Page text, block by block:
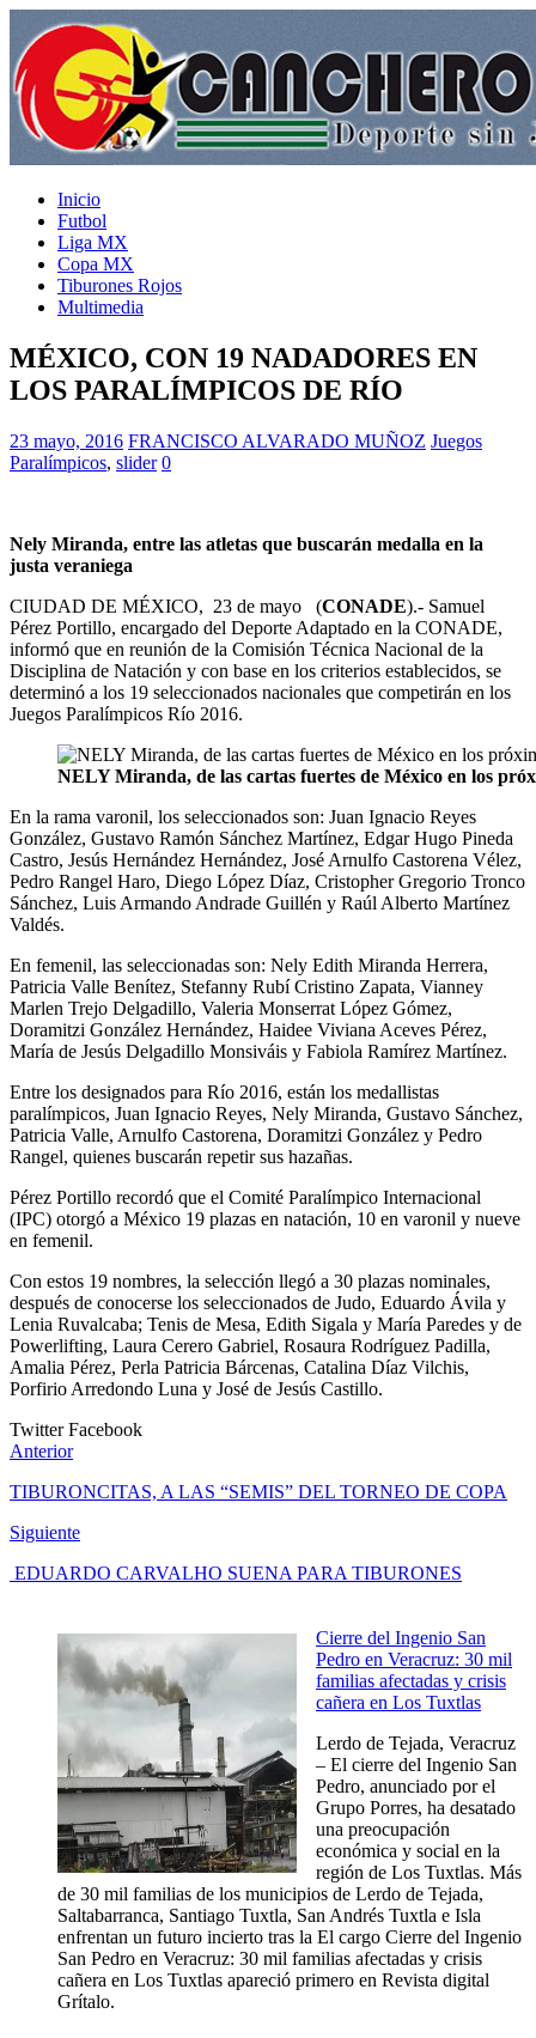
Inicio
Futbol
Liga MX
Copa MX
Tiburones Rojos
Multimedia
MÉXICO, CON 19 NADADORES EN
LOS PARALÍMPICOS DE RÍO
23 mayo, 2016 FRANCISCO ALVARADO MUÑOZ Juegos
Paralímpicos, slider 0
Nely Miranda, entre las atletas que buscarán medalla en la
justa veraniega
CIUDAD DE MÉXICO, 23 de mayo (CONADE).- Samuel
Pérez Portillo, encargado del Deporte Adaptado en la CONADE,
informó que en reunión de la Comisión Técnica Nacional de la
Disciplina de Natación y con base en los criterios establecidos, se
determinó a los 19 seleccionados nacionales que competirán en los
Juegos Paralímpicos Río 2016.
NELY Miranda, de las cartas fuertes de México en los
En la rama varonil, los seleccionados son: Juan Ignacio Reyes
González, Gustavo Ramón Sánchez Martínez, Edgar Hugo Pineda
Castro, Jesús Hernández Hernández, José Arnulfo Castorena Vélez,
Pedro Rangel Haro, Diego López Díaz, Cristopher Gregorio Tronco
Sánchez, Luis Armando Andrade Guillén y Raúl Alberto Martínez
Valdés.
En femenil, las seleccionadas son: Nely Edith Miranda Herrera,
Patricia Valle Benítez, Stefanny Rubí Cristino Zapata, Vianney
Marlen Trejo Delgadillo, Valeria Monserrat López Gómez,
Doramitzi González Hernández, Haidee Viviana Aceves Pérez,
María de Jesús Delgadillo Monsiváis y Fabiola Ramírez Martínez.
Entre los designados para Río 2016, están los medallistas
paralímpicos, Juan Ignacio Reyes, Nely Miranda, Gustavo Sánchez,
Patricia Valle, Arnulfo Castorena, Doramitzi González y Pedro
Rangel, quienes buscarán repetir sus hazañas.
Pérez Portillo recordó que el Comité Paralímpico Internacional
(IPC) otorgó a México 19 plazas en natación, 10 en varonil y nueve
en femenil.
Con estos 19 nombres, la selección llegó a 30 plazas nominales,
después de conocerse los seleccionados de Judo, Eduardo Ávila y
Lenia Ruvalcaba; Tenis de Mesa, Edith Sigala y María Paredes y de
Powerlifting, Laura Cerero Gabriel, Rosaura Rodríguez Padilla,
Amalia Pérez, Perla Patricia Bárcenas, Catalina Díaz Vilchis,
Porfirio Arredondo Luna y José de Jesús Castillo.
TwitterFacebook
Anterior
TIBURONCITAS, A LAS “SEMIS” DEL TORNEO DE COPA
Siguiente
EDUARDO CARVALHO SUENA PARA TIBURONES
Cierre del Ingenio San
Pedro en Veracruz: 30 mil
familias afectadas y crisis
cañera en Los Tuxtlas
Lerdo de Tejada, Veracruz
– El cierre del Ingenio San
Pedro, anunciado por el
Grupo Porres, ha desatado
una preocupación
económica y social en la
región de Los Tuxtlas. Más
de 30 mil familias de los municipios de Lerdo de Tejada,
Saltabarranca, Santiago Tuxtla, San Andrés Tuxtla e Isla
enfrentan un futuro incierto tras la El cargo Cierre del Ingenio
San Pedro en Veracruz: 30 mil familias afectadas y crisis
cañera en Los Tuxtlas apareció primero en Revista digital
Grítalo.